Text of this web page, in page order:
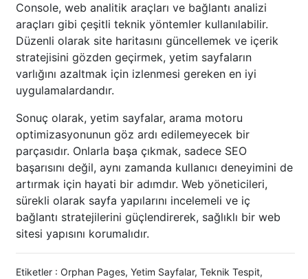
Console, web analitik araçları ve bağlantı analizi
araçları gibi çeşitli teknik yöntemler kullanılabilir.
Düzenli olarak site haritasını güncellemek ve içerik
stratejisini gözden geçirmek, yetim sayfaların
varlığını azaltmak için izlenmesi gereken en iyi
uygulamalardandır.
Sonuç olarak, yetim sayfalar, arama motoru
optimizasyonunun göz ardı edilemeyecek bir
parçasıdır. Onlarla başa çıkmak, sadece SEO
başarısını değil, aynı zamanda kullanıcı deneyimini de
artırmak için hayati bir adımdır. Web yöneticileri,
sürekli olarak sayfa yapılarını incelemeli ve iç
bağlantı stratejilerini güçlendirerek, sağlıklı bir web
sitesi yapısını korumalıdır.
Etiketler : Orphan Pages, Yetim Sayfalar, Teknik Tespit,